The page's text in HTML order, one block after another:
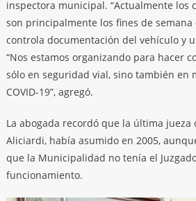
inspectora municipal. “Actualmente los
son principalmente los fines de semana
controla documentación del vehículo y
“Nos estamos organizando para hacer
sólo en seguridad vial, sino también en
COVID-19”, agregó.
La abogada recordó que la última jueza
Aliciardi, había asumido en 2005,
que la Municipalidad no tenía el
funcionamiento.